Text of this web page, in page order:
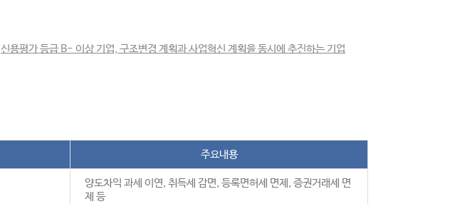
신용평가 등급 B- 이상 기업, 구조변경 계획과 사업혁신 계획을 동시에 추진하는 기업
주요내용
양도차익 과세 이연, 취득세 감면, 등록면허세 면제, 증권거래세 면
제 등